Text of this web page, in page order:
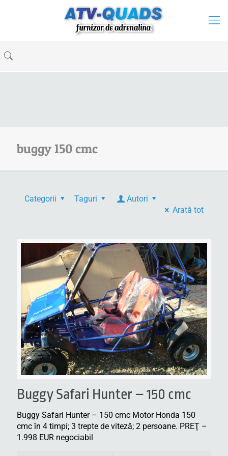
buggy 150 cmc
Categorii Taguri
Autori
Arată tot
Buggy Safari Hunter – 150 cmc
Buggy Safari Hunter – 150 cmc Motor Honda 150
cmc în 4 timpi; 3 trepte de viteză; 2 persoane. PREŢ –
1.998 EUR negociabil